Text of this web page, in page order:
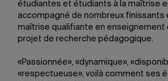
étudiantes et étudiants à la maîtrise
accompagné de nombreux finissants
maîtrise qualifiante en enseignement
projet de recherche pédagogique.
«Passionnée», «dynamique»,
«respectueuse», voilà comment ses